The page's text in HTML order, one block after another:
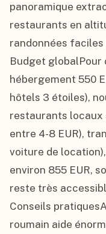
panoramique
restaurants en
randonnées
Budget globalPour
hébergement 550
hôtels 3 étoiles),
restaurants locaux
entre 4-8 EUR),
voiture de
environ 855 EUR,
reste très
Conseils
roumain aide